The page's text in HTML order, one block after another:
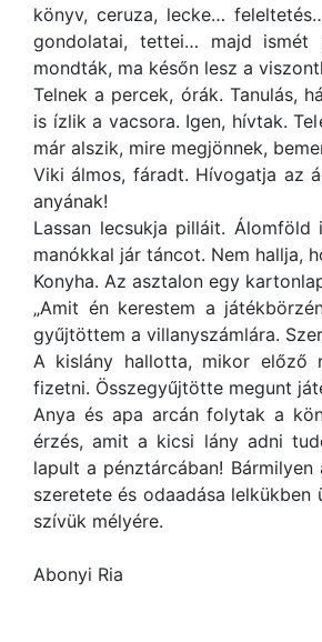
könyv, ceruza, lecke…
gondolatai, tettei… majd
mondták, ma későn lesz a
Telnek a percek, órák. Tanulás,
is ízlik a vacsora. Igen, hívtak.
már alszik, mire megjönnek,
Viki álmos, fáradt. Hívogatja az
anyának!
Lassan lecsukja pilláit.
manókkal jár táncot. Nem hallja,
Konyha. Az asztalon egy
„Amit én kerestem a
gyűjtöttem a villanyszámlára.
A kislány hallotta, mikor előző
fizetni. Összegyűjtötte megunt
Anya és apa arcán folytak a
érzés, amit a kicsi lány adni
lapult a pénztárcában!
szeretete és odaadása
szívük mélyére.
Abonyi Ria